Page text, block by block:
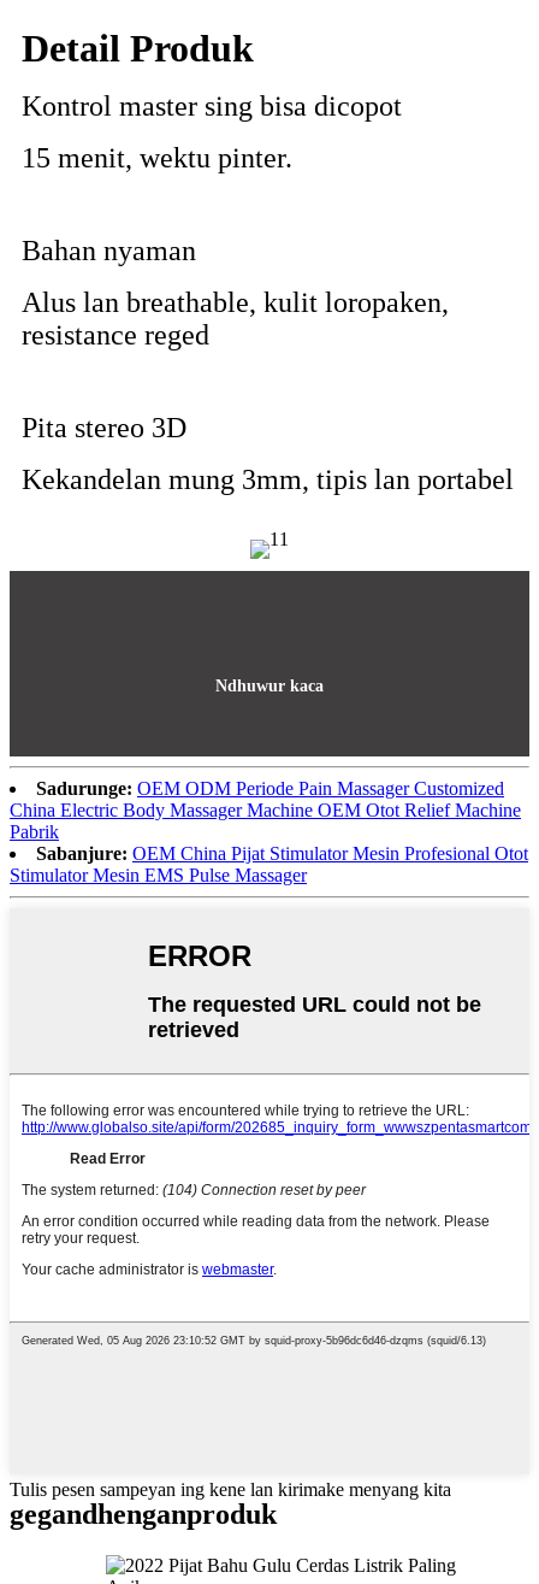
Detail Produk
Kontrol master sing bisa dicopot
15 menit, wektu pinter.
Bahan nyaman
Alus lan breathable, kulit loropaken,
resistance reged
Pita stereo 3D
Kekandelan mung 3mm, tipis lan portabel
Ndhuwur kaca
Sadurunge: OEM ODM Periode Pain Massager Customized
China Electric Body Massager Machine OEM Otot Relief Machine
Pabrik
Sabanjure: OEM China Pijat Stimulator Mesin Profesional Otot
Stimulator Mesin EMS Pulse Massager
Tulis pesen sampeyan ing kene lan kirimake menyang kita
gegandhenganproduk